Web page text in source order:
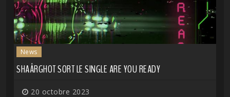
News
SHAÂRGHOT SORT LE SINGLE ARE YOU READY
20 octobre 2023